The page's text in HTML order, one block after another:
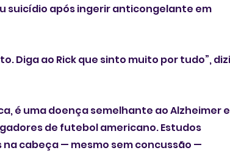
suicídio após ingerir anticongelante em
Diga ao Rick que sinto muito por tudo”,
é uma doença semelhante ao Alzheimer e
de futebol americano. Estudos
cabeça — mesmo sem concussão —